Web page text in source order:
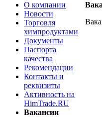
О компании
Новости
Торговля
химпродуктами
Документы
Паспорта
качества
Рекомендации
Контакты и
реквизиты
Активность на
HimTrade.RU
Вакансии